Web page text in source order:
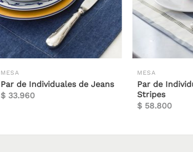
MESA
Par de Individuales de Jeans
$ 33.960
MESA
Par de
Stripes
$ 58.800